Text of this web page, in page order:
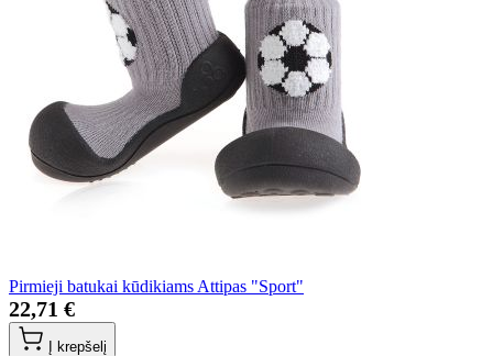
Pirmieji batukai kūdikiams Attipas "Sport"
22,71 €
Į krepšelį